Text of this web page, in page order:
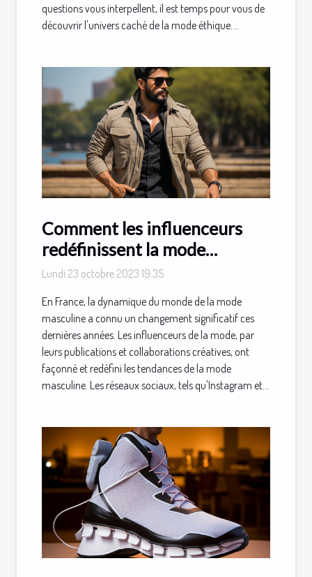
questions vous interpellent, il est temps pour vous de
découvrir l'univers caché de la mode éthique....
Comment les influenceurs
redéfinissent la mode
masculine
Lundi 23 octobre 2023 19:35
En France, la dynamique du monde de la mode
masculine a connu un changement significatif ces
dernières années. Les influenceurs de la mode, par
leurs publications et collaborations créatives, ont
façonné et redéfini les tendances de la mode
masculine. Les réseaux sociaux, tels qu'Instagram et...